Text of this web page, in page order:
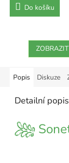
Do košíku
Popis Diskuze
Detailní